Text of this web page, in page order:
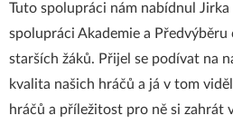
Tuto spolupráci nám nabídnul
spolupráci Akademie a
starších žáků. Přijel se podívat na
kvalita našich hráčů a já v tom
hráčů a příležitost pro ně si zahrát